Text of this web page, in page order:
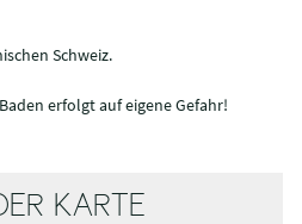
Schweiz.
erfolgt auf eigene Gefahr!
KARTE